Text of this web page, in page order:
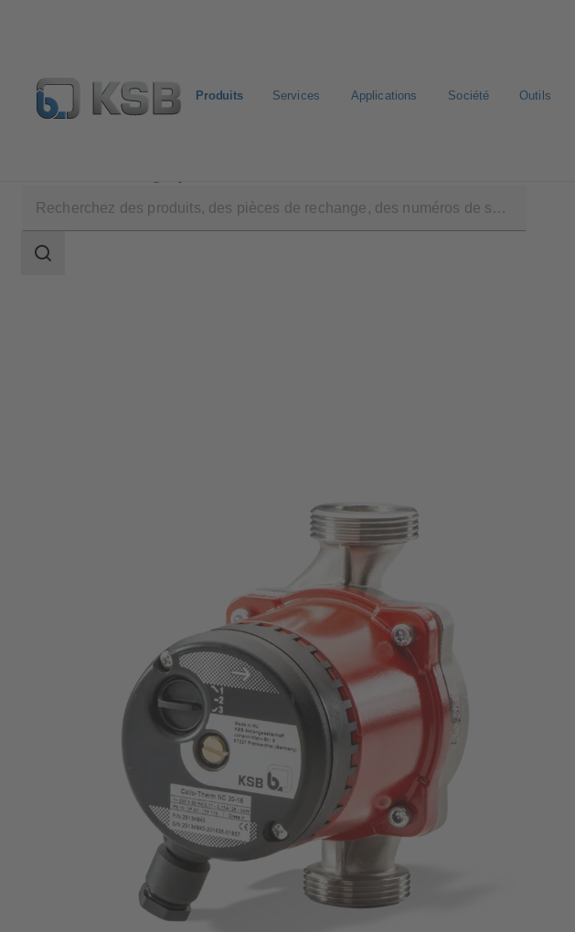
Produits Services Applications Société Outils
Champ